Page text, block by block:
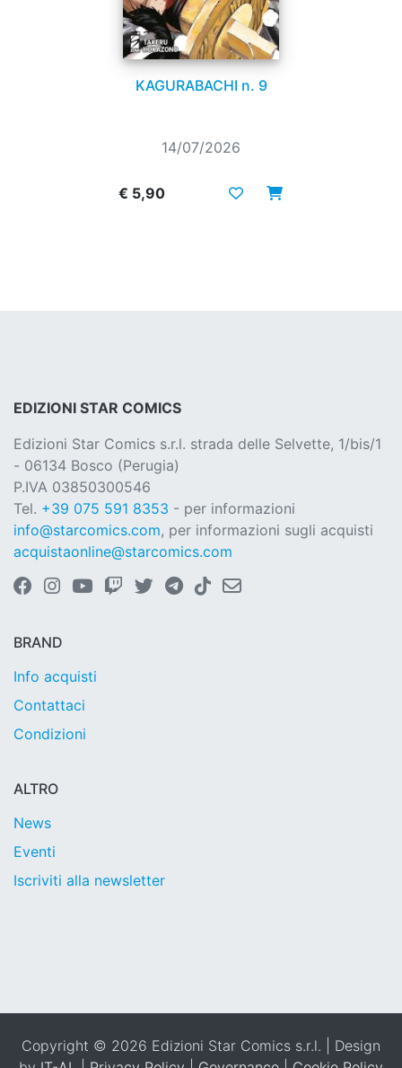
KAGURABACHI n. 9
14/07/2026
€ 5,90
EDIZIONI STAR COMICS
Edizioni Star Comics s.r.l. strada delle Selvette, 1/bis/1
- 06134 Bosco (Perugia)
P.IVA 03850300546
Tel. +39 075 591 8353 - per informazioni
info@starcomics.com, per informazioni sugli acquisti
acquistaonline@starcomics.com
BRAND
Info acquisti
Contattaci
Condizioni
ALTRO
News
Eventi
Iscriviti alla newsletter
Copyright © 2026 Edizioni Star Comics s.r.l. | Design